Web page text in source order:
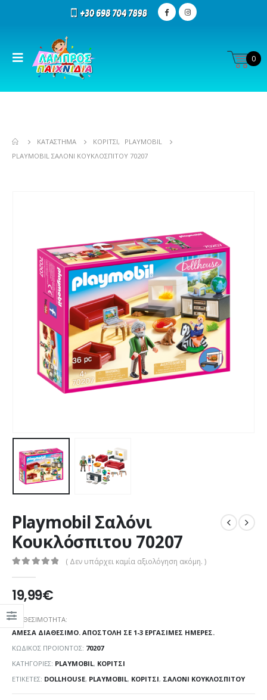
0
ΚΑΤΆΣΤΗΜΑ ΚΟΡΊΤΣΙ,
PLAYMOBIL
PLAYMOBIL ΣΑΛΌΝΙ ΚΟΥΚΛΌΣΠΙΤΟΥ 70207
Playmobil Σαλόνι
Κουκλόσπιτου 70207
( Δεν υπάρχει καμία αξιολόγηση ακόμη. )
19,99€
ΔΙΑΘΕΣΙΜΌΤΗΤΑ:
ΆΜΕΣΑ ΔΙΑΘΈΣΙΜΟ. ΑΠΟΣΤΟΛΉ ΣΕ 1-3 ΕΡΓΆΣΙΜΕΣ ΗΜΈΡΕΣ.
ΚΩΔΙΚΌΣ ΠΡΟΪΌΝΤΟΣ: 70207
ΚΑΤΗΓΟΡΊΕΣ: PLAYMOBIL, ΚΟΡΊΤΣΙ
ΕΤΙΚΈΤΕΣ: DOLLHOUSE, PLAYMOBIL, ΚΟΡΊΤΣΙ, ΣΑΛΌΝΙ ΚΟΥΚΛΌΣΠΙΤΟΥ